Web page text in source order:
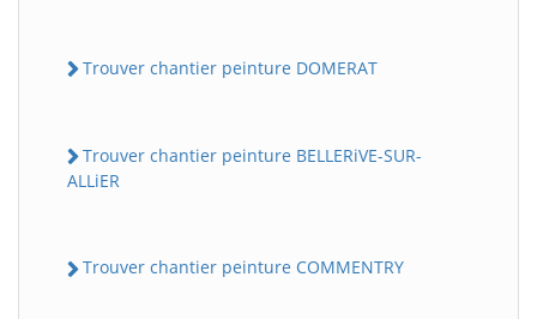
Trouver chantier peinture DOMERAT
Trouver chantier peinture BELLERiVE-SUR-
ALLiER
Trouver chantier peinture COMMENTRY